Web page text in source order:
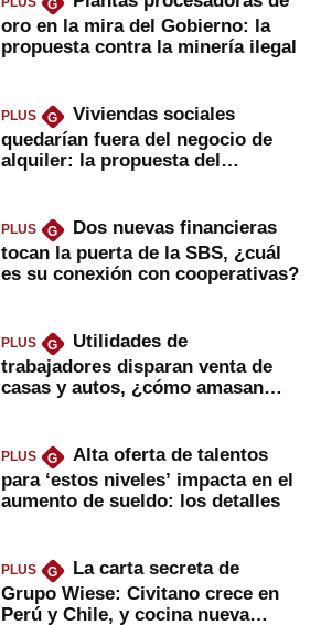
G
oro en la mira del Gobierno: la
propuesta contra la minería ilegal
PLUS G
Viviendas sociales
quedarían fuera del negocio de
alquiler: la propuesta del
PLUS G
Dos nuevas financieras
tocan la puerta de la SBS, ¿cuál
es su conexión con cooperativas?
PLUS G
Utilidades de
trabajadores disparan venta de
casas y autos, ¿cómo amasan
PLUS G
Alta oferta de talentos
para ‘estos niveles’ impacta en el
aumento de sueldo: los detalles
PLUS G
La carta secreta de
Grupo Wiese: Civitano crece en
Perú y Chile, y cocina nueva